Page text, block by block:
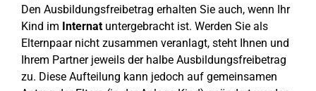
Den Ausbildungsfreibetrag erhalten Sie auch, wenn Ihr
Kind im Internatuntergebracht ist. Werden Sie als
Elternpaar nicht zusammen veranlagt, steht Ihnen und
Ihrem Partner jeweils der halbe Ausbildungsfreibetrag
zu. Diese Aufteilung kann jedoch auf gemeinsamen